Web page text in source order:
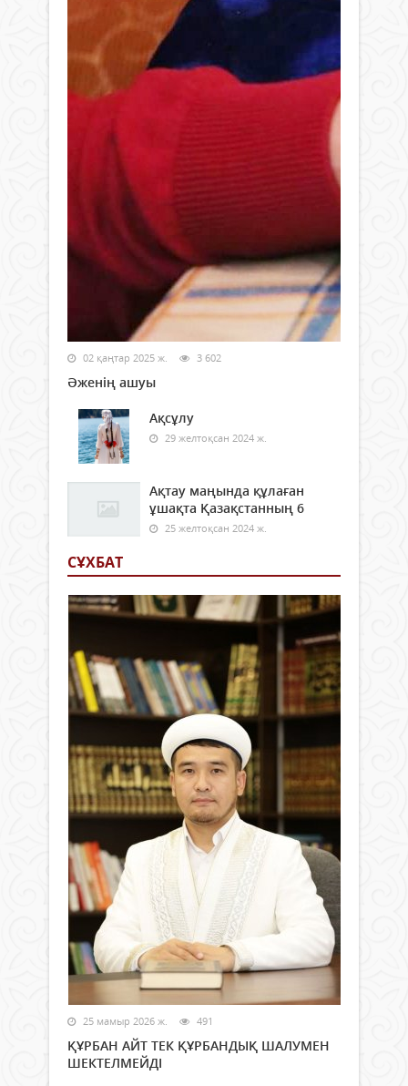
02 қаңтар 2025 ж. 3 602
Әженің ашуы
Ақсұлу
29 желтоқсан 2024 ж.
Ақтау маңында құлаған
ұшақта Қазақстанның 6
25 желтоқсан 2024 ж.
СҰХБАТ
25 мамыр 2026 ж. 491
ҚҰРБАН АЙТ ТЕК ҚҰРБАНДЫҚ ШАЛУМЕН
ШЕКТЕЛМЕЙДІ